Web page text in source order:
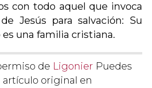
con todo aquel que invoca
Jesús para salvación: Su
es una familia cristiana.
de Ligonier Puedes
artículo original en